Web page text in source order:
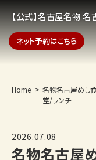
【公式】名古屋名物
ネット予約はこちら
Home
名物名古屋めし
堂/ランチ
2026.07.08
名物名古屋